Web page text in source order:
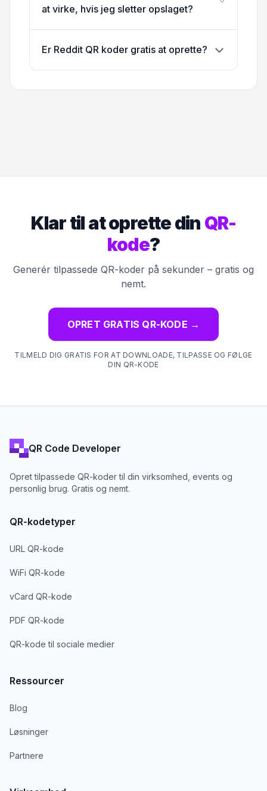
at virke, hvis jeg sletter opslaget?
Er Reddit QR koder gratis at oprette?
Klar til at oprette din QR-
kode?
Generér tilpassede QR-koder på sekunder – gratis og
nemt.
OPRET GRATIS QR-KODE →
TILMELD DIG GRATIS FOR AT DOWNLOADE, TILPASSE OG FØLGE
DIN QR-KODE
QR Code Developer
Opret tilpassede QR-koder til din virksomhed, events og
personlig brug. Gratis og nemt.
QR-kodetyper
URL QR-kode
WiFi QR-kode
vCard QR-kode
PDF QR-kode
QR-kode til sociale medier
Ressourcer
Blog
Løsninger
Partnere